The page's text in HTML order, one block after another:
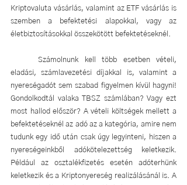
Kriptovaluta vásárlás, valamint az ETF vásárlás is
szemben a befektetési alapokkal, vagy az
életbiztosításokkal összekötött befektetéseknél.
eladási, számlavezetési díjakkal is, valamint a
nyereségadót sem szabad figyelmen kívül hagyni!
Gondolkodtál valaka TBSZ számlában? Vagy ezt
most hallod először? A vételi költségek mellett a
befektetéseknél az adó az a kategória, amire nem
tudunk egy idő után csak úgy legyinteni, hiszen a
nyereségeinkből adókötelezettség keletkezik.
Például az osztalékfizetés esetén adóterhünk
keletkezik és a Kriptonyereség realizálásánál is. A